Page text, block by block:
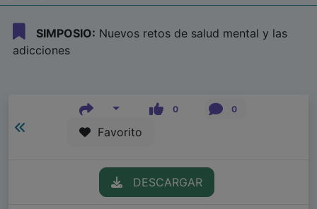
SIMPOSIO: Nuevos retos de salud mental y las
adicciones
0 0
Favorito
DESCARGAR